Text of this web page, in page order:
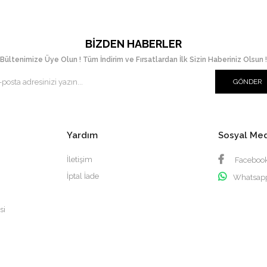
BIZDEN HABERLER
Bültenimize Üye Olun ! Tüm İndirim ve Fırsatlardan İlk Sizin Haberiniz Olsun !
GÖNDER
Yardım
İletişim
İptal İade
Sosyal